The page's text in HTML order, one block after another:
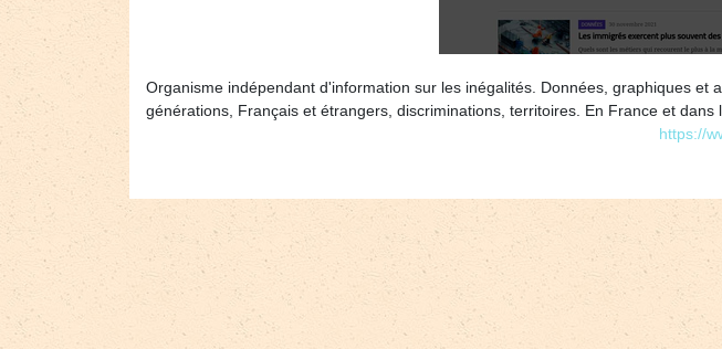
Organisme indépendant d'information sur les inégalités. Données, graphiques
générations, Français et étrangers, discriminations, territoires. En France et dans
https://